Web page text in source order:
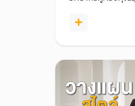
อย่างชาญฉลาด เ
พร้อมเพิ่มเงินออม